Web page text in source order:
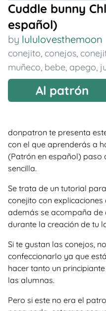
Cuddle bunny
español)
by lululovesthemoon
conejito, conejos,
muñeco, bebe, apego,
Al patrón
donpatron te presenta
con el que aprenderás a
(Patrón en español) paso
sencilla.
Se trata de un tutorial
conejito con
además se acompaña de
durante la creación de tu
Si te gustan las conejos,
confeccionarlo ya que
hacer tanto un
las alumnas.
Pero si este no era el